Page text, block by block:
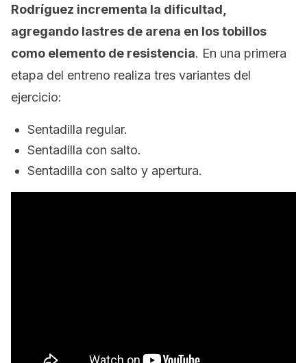
Rodríguez incrementa la dificultad,
agregando lastres de arena en los tobillos
como elemento de resistencia. En una primera
etapa del entreno realiza tres variantes del
ejercicio:
Sentadilla regular.
Sentadilla con salto.
Sentadilla con salto y apertura.